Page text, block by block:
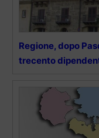
Regione, dopo
trecento